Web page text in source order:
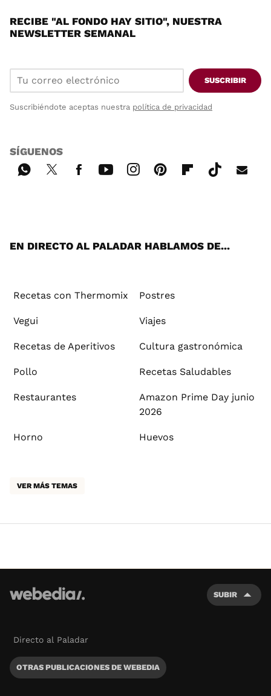
RECIBE "AL FONDO HAY SITIO", NUESTRA
NEWSLETTER SEMANAL
SUSCRIBIR
Suscribiéndote aceptas nuestra política de privacidad
SÍGUENOS
EN DIRECTO AL PALADAR HABLAMOS DE...
Recetas con Thermomix Postres
Vegui Viajes
Recetas de Aperitivos Cultura gastronómica
Pollo Recetas Saludables
Restaurantes
Amazon Prime Day junio
2026
Horno Huevos
VER MÁS TEMAS
SUBIR
Directo al Paladar
OTRAS PUBLICACIONES DE WEBEDIA